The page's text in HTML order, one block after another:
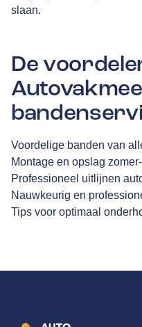
slaan.
De
Voordelige banden van
Montage en opslag
Professioneel uitlijnen
Nauwkeurig en
Tips voor optimaal